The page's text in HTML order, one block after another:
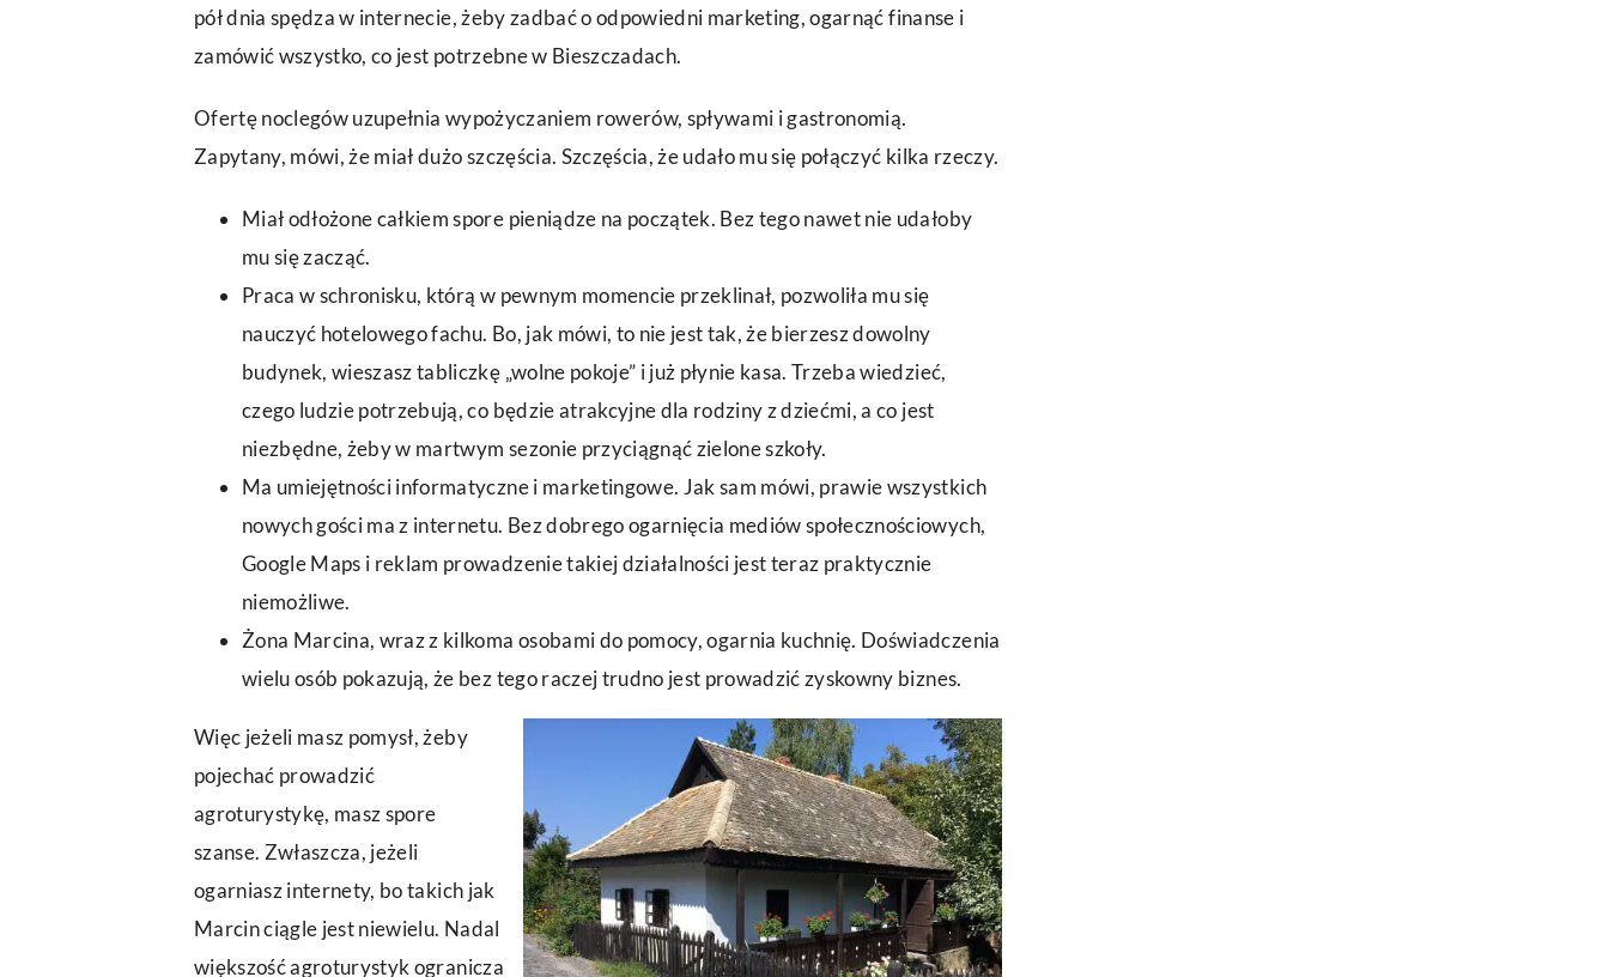
pół dnia spędza w internecie, żeby zadbać o odpowiedni marketing, ogarnąć finanse i
zamówić wszystko, co jest potrzebne w Bieszczadach.
Ofertę noclegów uzupełnia wypożyczaniem rowerów, spływami i gastronomią.
Zapytany, mówi, że miał dużo szczęścia. Szczęścia, że udało mu się połączyć kilka rzeczy.
Miał odłożone całkiem spore pieniądze na początek. Bez tego nawet nie udałoby
mu się zacząć.
Praca w schronisku, którą w pewnym momencie przeklinał, pozwoliła mu się
nauczyć hotelowego fachu. Bo, jak mówi, to nie jest tak, że bierzesz dowolny
budynek, wieszasz tabliczkę „wolne pokoje” i już płynie kasa. Trzeba wiedzieć,
czego ludzie potrzebują, co będzie atrakcyjne dla rodziny z dziećmi, a co jest
niezbędne, żeby w martwym sezonie przyciągnąć zielone szkoły.
Ma umiejętności informatyczne i marketingowe. Jak sam mówi, prawie wszystkich
nowych gości ma z internetu. Bez dobrego ogarnięcia mediów społecznościowych,
Google Maps i reklam prowadzenie takiej działalności jest teraz praktycznie
niemożliwe.
Żona Marcina, wraz z kilkoma osobami do pomocy, ogarnia kuchnię. Doświadczenia
wielu osób pokazują, że bez tego raczej trudno jest prowadzić zyskowny biznes.
Więc jeżeli masz pomysł, żeby
pojechać prowadzić
agroturystykę, masz spore
szanse. Zwłaszcza, jeżeli
ogarniasz internety, bo takich jak
Marcin ciągle jest niewielu. Nadal
większość agroturystyk ogranicza